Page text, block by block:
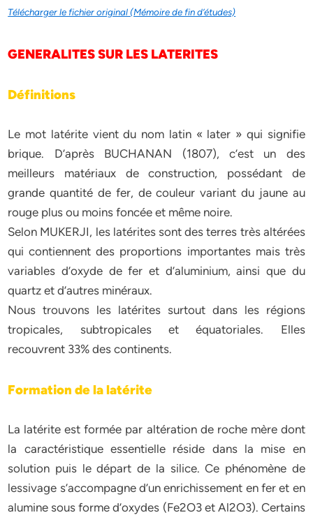
Télécharger le fichier original (Mémoire de fin d’études)
GENERALITES SUR LES LATERITES
Définitions
Le mot latérite vient du nom latin « later » qui signifie
brique. D’après BUCHANAN (1807), c’est un des
meilleurs matériaux de construction, possédant de
grande quantité de fer, de couleur variant du jaune au
rouge plus ou moins foncée et même noire.
Selon MUKERJI, les latérites sont des terres très altérées
qui contiennent des proportions importantes mais très
variables d’oxyde de fer et d’aluminium, ainsi que du
quartz et d’autres minéraux.
Nous trouvons les latérites surtout dans les régions
tropicales, subtropicales et équatoriales. Elles
recouvrent 33% des continents.
Formation de la latérite
La latérite est formée par altération de roche mère dont
la caractéristique essentielle réside dans la mise en
solution puis le départ de la silice. Ce phénomène de
lessivage s’accompagne d’un enrichissement en fer et en
alumine sous forme d’oxydes (Fe2O3 et Al2O3). Certains